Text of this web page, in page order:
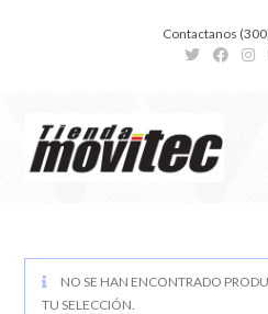
Contactanos
NO SE HAN ENCONTRADO
TU SELECCIÓN.